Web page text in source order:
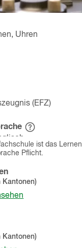
Uhren
(EFZ)
Hinweistext
ist das Lernen
Pflicht.
Kantonen)
Kantonen)